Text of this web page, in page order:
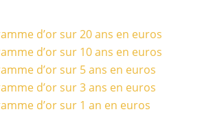
d’or sur 20 ans en euros
d’or sur 10 ans en euros
d’or sur 5 ans en euros
d’or sur 3 ans en euros
d’or sur 1 an en euros